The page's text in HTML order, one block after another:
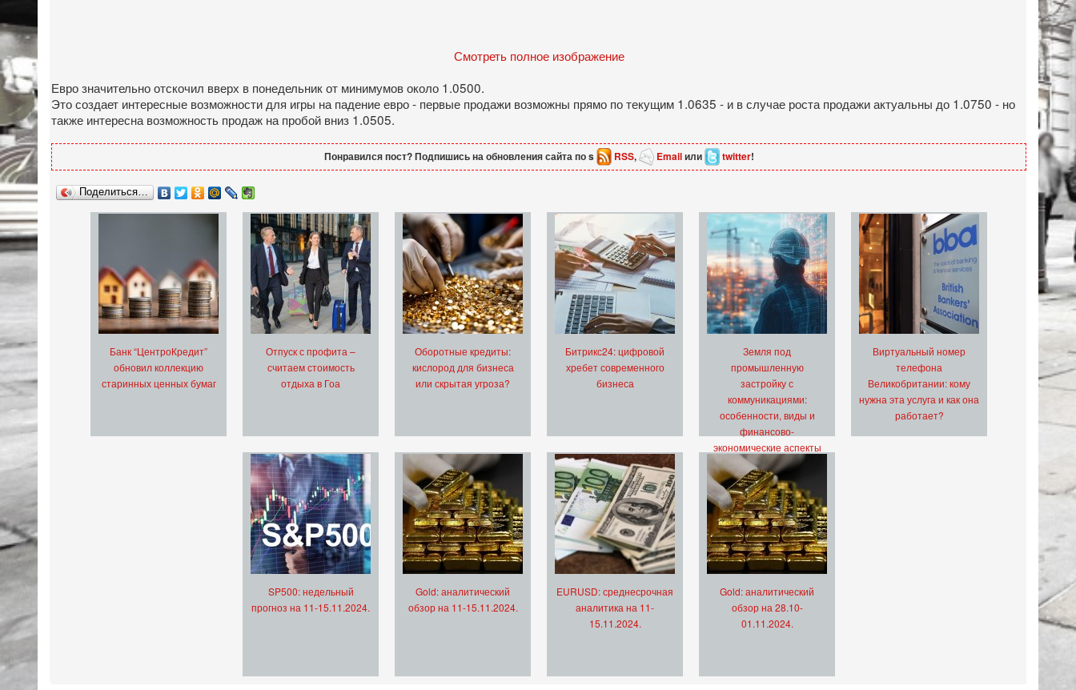
Смотреть полное изображение
Евро значительно отскочил вверх в понедельник от минимумов около 1.0500.
Это создает интересные возможности для игры на падение евро - первые продажи возможны прямо по текущим 1.0635 - и в случае роста продажи актуальны до 1.0750 - но
также интересна возможность продаж на пробой вниз 1.0505.
Понравился пост? Подпишись на обновления сайта по s RSS, Emailили twitter!
Поделиться…
Банк “ЦентроКредит”
обновил коллекцию
старинных ценных бумаг
Отпуск с профита –
считаем стоимость
отдыха в Гоа
Оборотные кредиты:
кислород для бизнеса
или скрытая угроза?
Битрикс24: цифровой
хребет современного
бизнеса
Земля под
промышленную
застройку с
коммуникациями:
особенности, виды и
финансово-
экономические аспекты
Виртуальный номер
телефона
Великобритании: кому
нужна эта услуга и как она
работает?
SP500: недельный
прогноз на 11-15.11.2024.
Gold: аналитический
обзор на 11-15.11.2024.
EURUSD: среднесрочная
аналитика на 11-
15.11.2024.
Gold: аналитический
обзор на 28.10-
01.11.2024.